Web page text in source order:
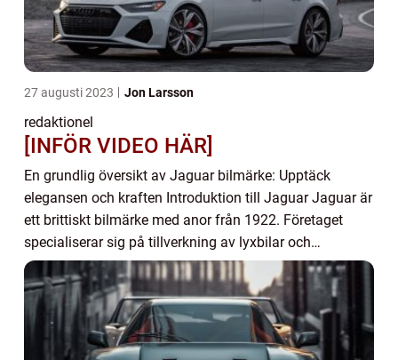
27 augusti 2023 Jon Larsson
redaktionel
[INFÖR VIDEO HÄR]
En grundlig översikt av Jaguar bilmärke: Upptäck
elegansen och kraften Introduktion till Jaguar Jaguar är
ett brittiskt bilmärke med anor från 1922. Företaget
specialiserar sig på tillverkning av lyxbilar och
sportbilar. Med sin eleganta design och i...